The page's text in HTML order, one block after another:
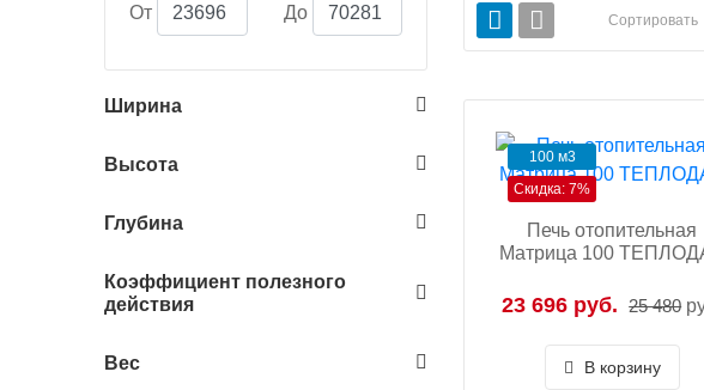
От До
Ширина
Высота
Глубина
Коэффициент полезного
действия
Вес
Сортировать
100 м3
Скидка: 7%
Печь отопительная
Матрица 100
23 696 руб. 25 480
В корзину